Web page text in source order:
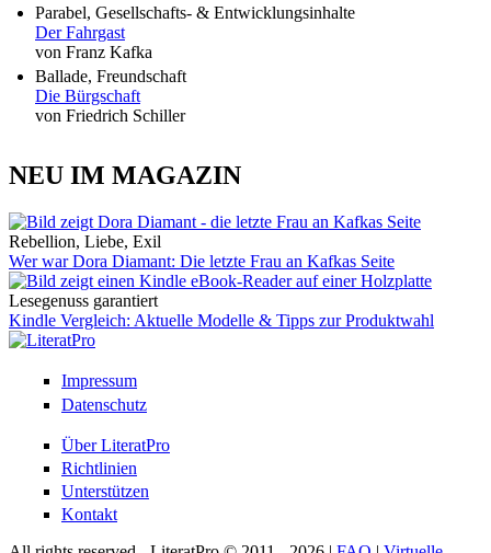
Parabel, Gesellschafts- & Entwicklungsinhalte
Der Fahrgast
von Franz Kafka
Ballade, Freundschaft
Die Bürgschaft
von Friedrich Schiller
NEU IM MAGAZIN
Rebellion, Liebe, Exil
Wer war Dora Diamant: Die letzte Frau an Kafkas Seite
Lesegenuss garantiert
Kindle Vergleich: Aktuelle Modelle & Tipps zur Produktwahl
Impressum
Datenschutz
Über LiteratPro
Richtlinien
Unterstützen
Kontakt